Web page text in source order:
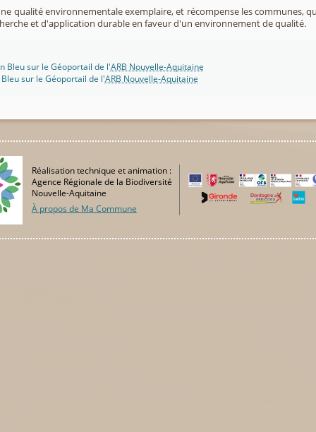
qualité environnementale exemplaire, et récompense les communes,
et d'application durable en faveur d'un environnement de qualité.
Bleu sur le Géoportail de l'ARB Nouvelle-Aquitaine
sur le Géoportail de l'ARB Nouvelle-Aquitaine
Réalisation technique et animation :
Agence Régionale de la Biodiversité
Nouvelle-Aquitaine
À propos de Ma Commune